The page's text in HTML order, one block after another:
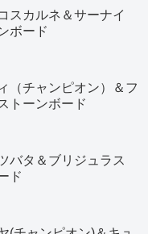
スカルネ＆サーナイ
ボード
（チャンピオン）＆フ
トーンボード
バタ＆ブリジュラス
ド